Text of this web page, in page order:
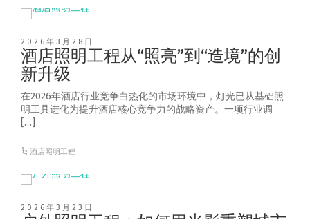
2026年3月28日
酒店照明工程从“照亮”到“造境”的创
新升级
在2026年酒店行业竞争白热化的市场环境中，灯光已从基础照
明工具进化为提升酒店核心竞争力的战略资产。一项行业调
[…]
酒店照明工程
2026年3月23日